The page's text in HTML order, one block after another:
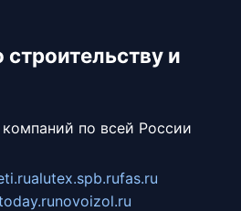
и
по всей России
alutex.spb.rufas.ru
novoizol.ru